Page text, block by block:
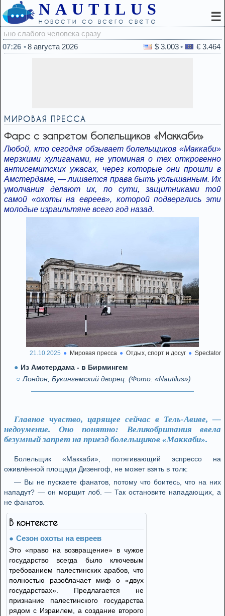
NAUTILUS
новости со всего света ☰
07:26
8 августа 2026 $ 3.003 € 3.464
МИРОВАЯ ПРЕССА
Фарс с запретом болельщиков «Маккаби»
Любой, кто сегодня обзывает болельщиков «Маккаби»
мерзкими хулиганами, не упоминая о тех откровенно
антисемитских ужасах, через которые они прошли в
Амстердаме, — лишается права быть услышанным. Их
умолчания делают их, по сути, защитниками той
самой «охоты на евреев», которой подверглись эти
молодые израильтяне всего год назад.
21.10.2025 Мировая пресса Отдых, спорт и досуг Spectator
Из Амстердама - в Бирмингем
Лондон, Букингемский дворец. (Фото: «Nautilus»)
Главное чувство, царящее сейчас в Тель-Авиве, —
недоумение. Оно понятно: Великобритания ввела
безумный запрет на приезд болельщиков «Маккаби».
Болельщик «Маккаби», потягивающий эспрессо на
оживлённой площади Дизенгоф, не может взять в толк:
— Вы не пускаете фанатов, потому что боитесь, что на них
нападут? — он морщит лоб. — Так остановите нападающих, а
не фанатов.
В контексте
Сезон охоты на евреев
Это «право на возвращение» в чужое
государство всегда было ключевым
требованием палестинских арабов, что
полностью разоблачает миф о «двух
государствах». Предлагается не
признание палестинского государства
рядом с Израилем, а создание второго